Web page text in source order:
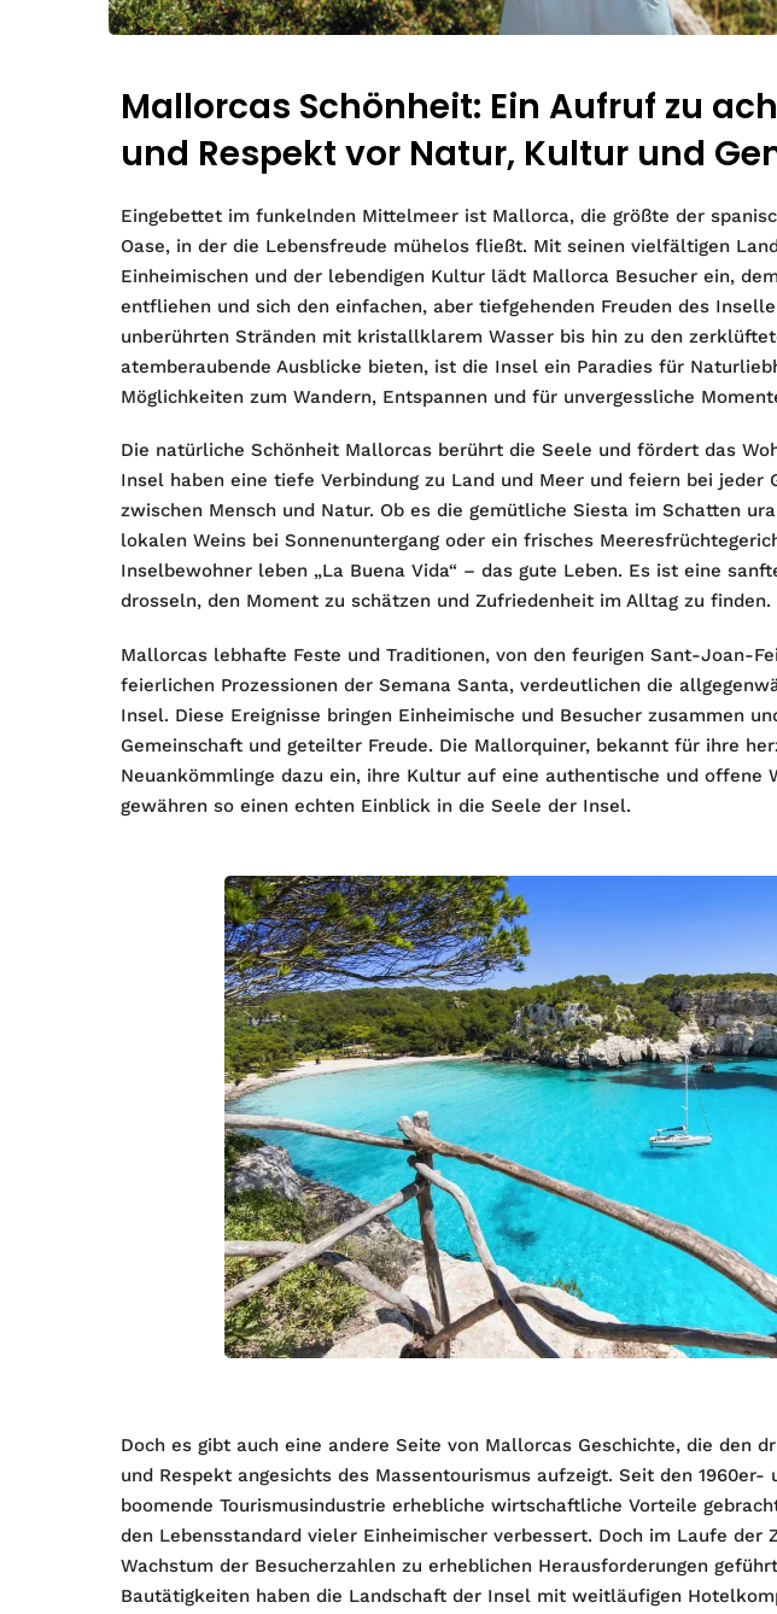
Mallorcas Schönheit: Ein Aufruf zu
und Respekt vor Natur, Kultur und
Eingebettet im funkelnden Mittelmeer ist Mallorca, die größte der
Oase, in der die Lebensfreude mühelos fließt. Mit seinen vielfältigen
Einheimischen und der lebendigen Kultur lädt Mallorca Besucher ein,
entfliehen und sich den einfachen, aber tiefgehenden Freuden des
unberührten Stränden mit kristallklarem Wasser bis hin zu den
atemberaubende Ausblicke bieten, ist die Insel ein Paradies für
Möglichkeiten zum Wandern, Entspannen und für unvergessliche
Die natürliche Schönheit Mallorcas berührt die Seele und fördert das
Insel haben eine tiefe Verbindung zu Land und Meer und feiern bei jeder
zwischen Mensch und Natur. Ob es die gemütliche Siesta im Schatten
lokalen Weins bei Sonnenuntergang oder ein frisches
Inselbewohner leben „La Buena Vida“ – das gute Leben. Es ist eine
drosseln, den Moment zu schätzen und Zufriedenheit im Alltag zu finden.
Mallorcas lebhafte Feste und Traditionen, von den feurigen Sant-Joan-
feierlichen Prozessionen der Semana Santa, verdeutlichen die
Insel. Diese Ereignisse bringen Einheimische und Besucher zusammen
Gemeinschaft und geteilter Freude. Die Mallorquiner, bekannt für ihre
Neuankömmlinge dazu ein, ihre Kultur auf eine authentische und offene
gewähren so einen echten Einblick in die Seele der Insel.
Doch es gibt auch eine andere Seite von Mallorcas Geschichte, die den
und Respekt angesichts des Massentourismus aufzeigt. Seit den 1960er-
boomende Tourismusindustrie erhebliche wirtschaftliche Vorteile
den Lebensstandard vieler Einheimischer verbessert. Doch im Laufe der
Wachstum der Besucherzahlen zu erheblichen Herausforderungen
Bautätigkeiten haben die Landschaft der Insel mit weitläufigen